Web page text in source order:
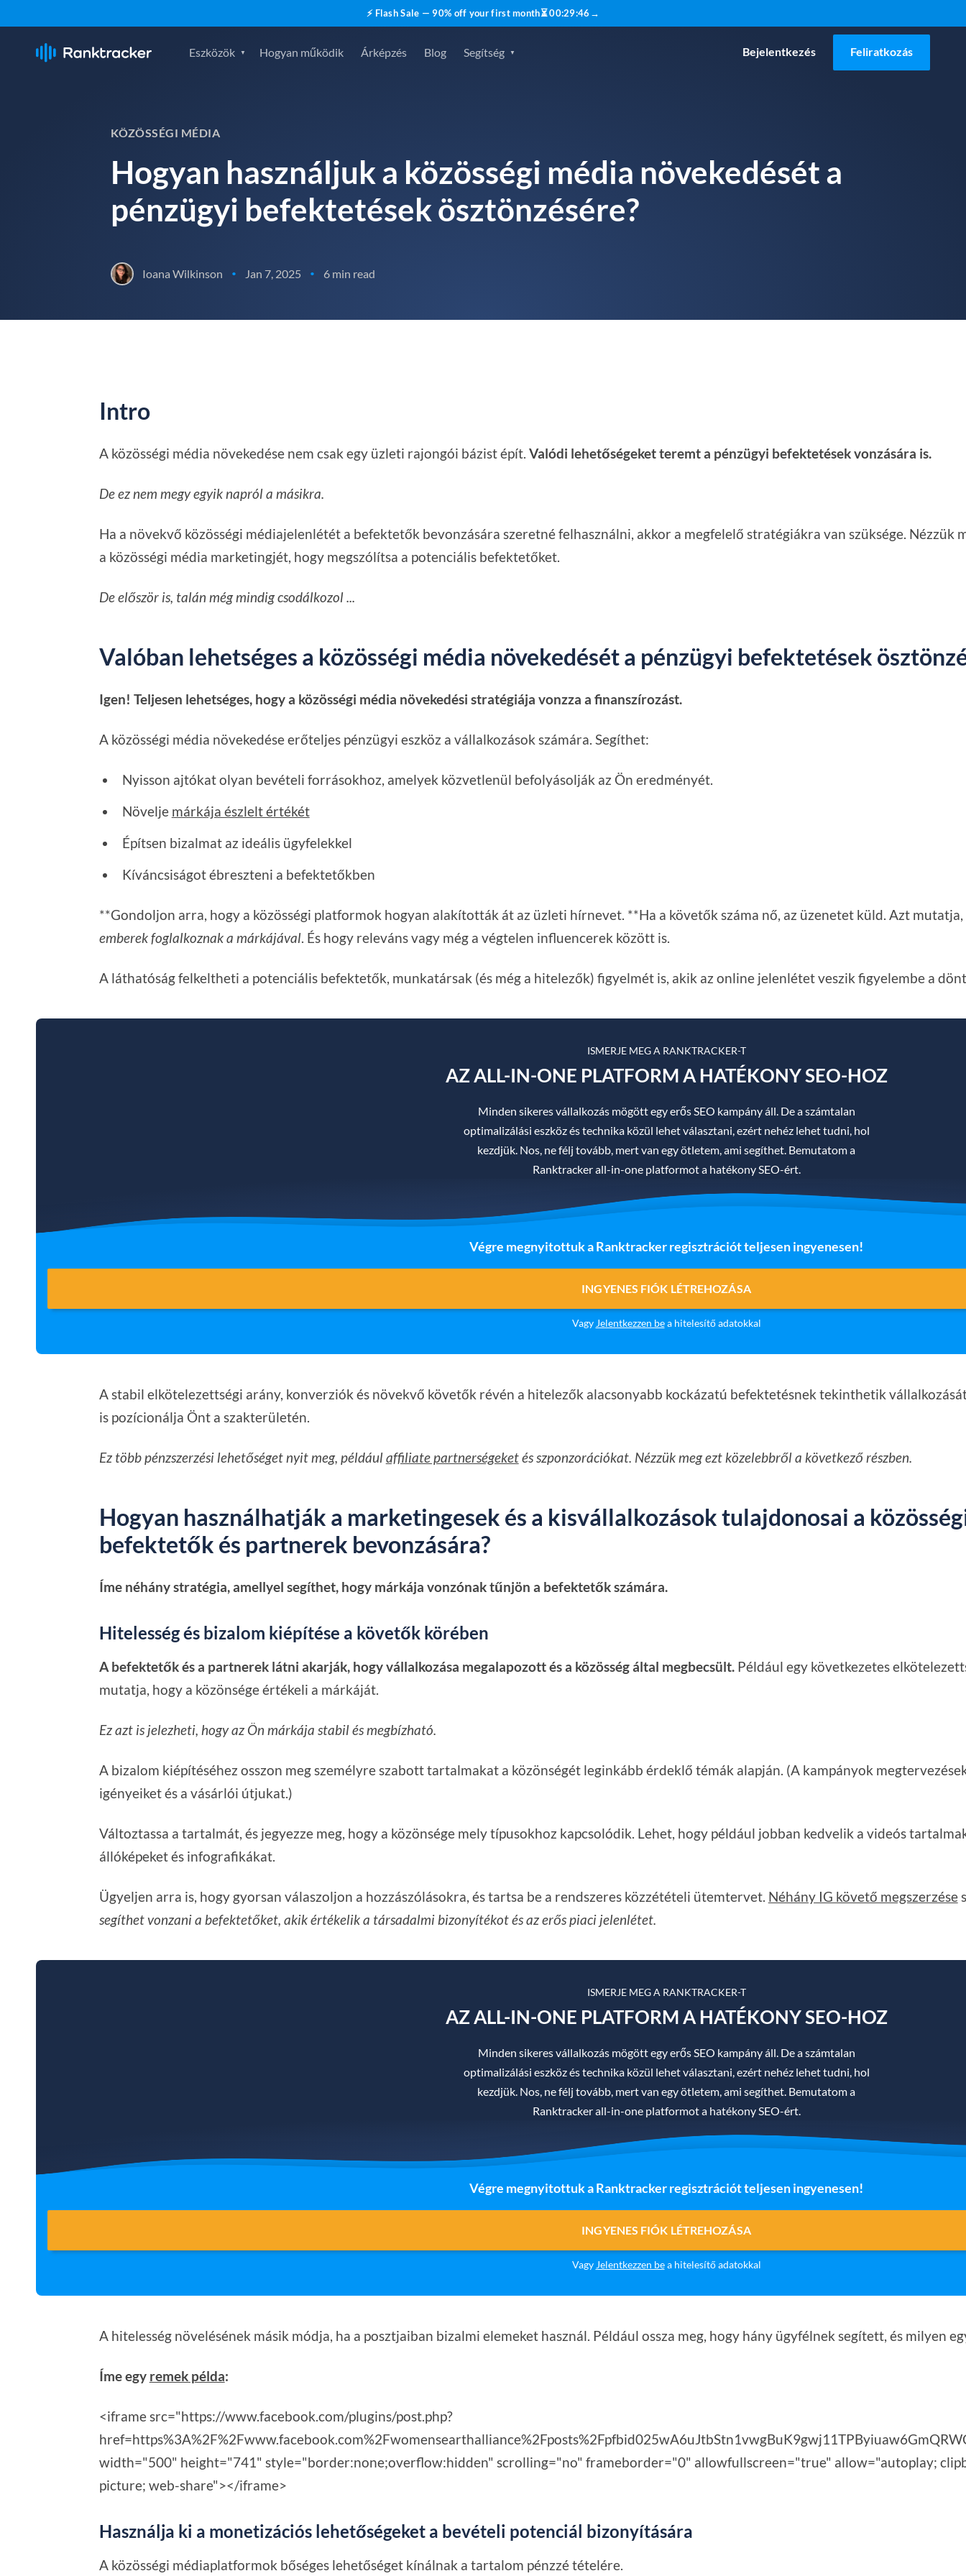
⚡ Flash Sale — 90% off your first month⏳00:29:45 →
Eszközök Hogyan működik Árképzés Blog Segítség Bejelentkezés Feliratkozás
KÖZÖSSÉGI MÉDIA
Hogyan használjuk a közösségi média növekedését a
pénzügyi befektetések ösztönzésére?
Ioana Wilkinson • Jan 7, 2025 • 6 min read
Intro
A közösségi média növekedése nem csak egy üzleti rajongói bázist épít. Valódi lehetőségeket teremt a pénzügyi befektetések vonzására is.
De ez nem megy egyik napról a másikra.
Ha a növekvő közösségi médiajelenlétét a befektetők bevonzására szeretné felhasználni, akkor a megfelelő stratégiákra van szüksége. Nézzük
a közösségi média marketingjét, hogy megszólítsa a potenciális befektetőket.
De először is, talán még mindig csodálkozol ...
Valóban lehetséges a közösségi média növekedését a pénzügyi befektetések
Igen! Teljesen lehetséges, hogy a közösségi média növekedési stratégiája vonzza a finanszírozást.
A közösségi média növekedése erőteljes pénzügyi eszköz a vállalkozások számára. Segíthet:
Nyisson ajtókat olyan bevételi forrásokhoz, amelyek közvetlenül befolyásolják az Ön eredményét.
Növelje márkája észlelt értékét
Építsen bizalmat az ideális ügyfelekkel
Kíváncsiságot ébreszteni a befektetőkben
**Gondoljon arra, hogy a közösségi platformok hogyan alakították át az üzleti hírnevet. **Ha a követők száma nő, az üzenetet küld. Azt
emberek foglalkoznak a márkájával. És hogy releváns vagy még a végtelen influencerek között is.
A láthatóság felkeltheti a potenciális befektetők, munkatársak (és még a hitelezők) figyelmét is, akik az online jelenlétet veszik figyelembe a
ISMERJE MEG A RANKTRACKER-T
AZ ALL-IN-ONE PLATFORM A HATÉKONY SEO-HOZ
Minden sikeres vállalkozás mögött egy erős SEO kampány áll. De a számtalan
optimalizálási eszköz és technika közül lehet választani, ezért nehéz lehet tudni, hol
kezdjük. Nos, ne félj tovább, mert van egy ötletem, ami segíthet. Bemutatom a
Ranktracker all-in-one platformot a hatékony SEO-ért.
Végre megnyitottuk a Ranktracker regisztrációt teljesen ingyenesen!
INGYENES FIÓK LÉTREHOZÁSA
Vagy Jelentkezzen bea hitelesítő adatokkal
A stabil elkötelezettségi arány, konverziók és növekvő követők révén a hitelezők alacsonyabb kockázatú befektetésnek tekinthetik
is pozícionálja Önt a szakterületén.
Ez több pénzszerzési lehetőséget nyit meg, példáulaffiliate partnerségeketés szponzorációkat. Nézzük meg ezt közelebbről a következő részben.
Hogyan használhatják a marketingesek és a kisvállalkozások tulajdonosai a
befektetők és partnerek bevonzására?
Íme néhány stratégia, amellyel segíthet, hogy márkája vonzónak tűnjön a befektetők számára.
Hitelesség és bizalom kiépítése a követők körében
A befektetők és a partnerek látni akarják, hogy vállalkozása megalapozott és a közösség által megbecsült.Például egy következetes
mutatja, hogy a közönsége értékeli a márkáját.
Ez azt is jelezheti, hogy az Ön márkája stabil és megbízható.
A bizalom kiépítéséhez osszon meg személyre szabott tartalmakat a közönségét leginkább érdeklő témák alapján. (A kampányok
igényeiket és a vásárlói útjukat.)
Változtassa a tartalmát, és jegyezze meg, hogy a közönsége mely típusokhoz kapcsolódik. Lehet, hogy például jobban kedvelik a videós
állóképeket és infografikákat.
Ügyeljen arra is, hogy gyorsan válaszoljon a hozzászólásokra, és tartsa be a rendszeres közzétételi ütemtervet. Néhány IG követő megszerzése
segíthet vonzani a befektetőket, akik értékelik a társadalmi bizonyítékot és az erős piaci jelenlétet.
ISMERJE MEG A RANKTRACKER-T
AZ ALL-IN-ONE PLATFORM A HATÉKONY SEO-HOZ
Minden sikeres vállalkozás mögött egy erős SEO kampány áll. De a számtalan
optimalizálási eszköz és technika közül lehet választani, ezért nehéz lehet tudni, hol
kezdjük. Nos, ne félj tovább, mert van egy ötletem, ami segíthet. Bemutatom a
Ranktracker all-in-one platformot a hatékony SEO-ért.
Végre megnyitottuk a Ranktracker regisztrációt teljesen ingyenesen!
INGYENES FIÓK LÉTREHOZÁSA
Vagy Jelentkezzen bea hitelesítő adatokkal
A hitelesség növelésének másik módja, ha a posztjaiban bizalmi elemeket használ. Például ossza meg, hogy hány ügyfélnek segített, és milyen
Íme egy remek példa:
<iframe src="https://www.facebook.com/plugins/post.php?
width="500" height="741" style="border:none;overflow:hidden" scrolling="no" frameborder="0" allowfullscreen="true" allow="autoplay;
picture; web-share"></iframe>
Használja ki a monetizációs lehetőségeket a bevételi potenciál bizonyítására
A közösségi médiaplatformok bőséges lehetőséget kínálnak a tartalom pénzzé tételére.